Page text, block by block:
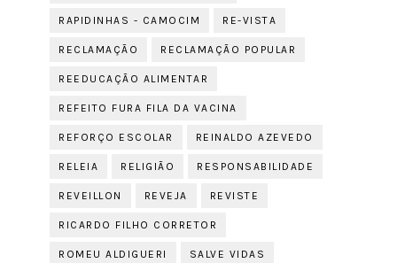
RAPIDINHAS - CAMOCIM RE-VISTA
RECLAMAÇÃO RECLAMAÇÃO POPULAR
REEDUCAÇÃO ALIMENTAR
REFEITO FURA FILA DA VACINA
REFORÇO ESCOLAR REINALDO AZEVEDO
RELEIA RELIGIÃO RESPONSABILIDADE
REVEILLON REVEJA REVISTE
RICARDO FILHO CORRETOR
ROMEU ALDIGUERI SALVE VIDAS